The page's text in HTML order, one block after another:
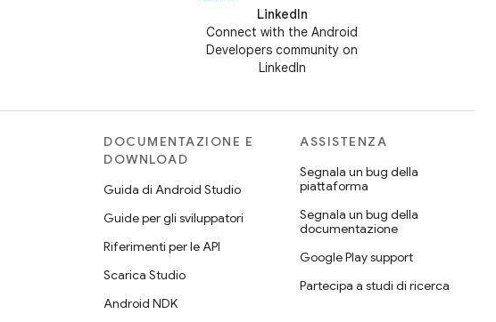
LinkedIn
Connect with the Android
Developers community on
LinkedIn
DOCUMENTAZIONE E
DOWNLOAD
Guida di Android Studio
Guide per gli sviluppatori
Riferimenti per le API
Scarica Studio
Android NDK
ASSISTENZA
Segnala un bug della
piattaforma
Segnala un bug della
documentazione
Google Play support
Partecipa a studi di ricerca